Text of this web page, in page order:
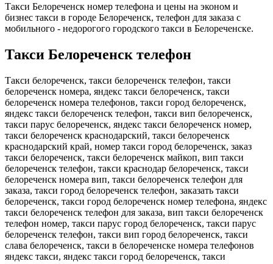
Такси Белореченск номер телефона и цены на эконом и
бизнес такси в городе Белореченск, телефон для заказа с
мобильного - недорогого городского такси в Белореченске.
Такси Белореченск телефон
Такси белореченск, такси белореченск телефон, такси
белореченск номера, яндекс такси белореченск, такси
белореченск номера телефонов, такси город белореченск,
яндекс такси белореченск телефон, такси вип белореченск,
такси парус белореченск, яндекс такси белореченск номер,
такси белореченск краснодарский, такси белореченск
краснодарский край, номер такси город белореченск, заказ
такси белореченск, такси белореченск майкоп, вип такси
белореченск телефон, такси краснодар белореченск, такси
белореченск номера вип, такси белореченск телефон для
заказа, такси город белореченск телефон, заказать такси
белореченск, такси город белореченск номер телефона, яндекс
такси белореченск телефон для заказа, вип такси белореченск
телефон номер, такси парус город белореченск, такси парус
белореченск телефон, такси вип город белореченск, такси
слава белореченск, такси в белореченске номера телефонов
яндекс такси, яндекс такси город белореченск, такси